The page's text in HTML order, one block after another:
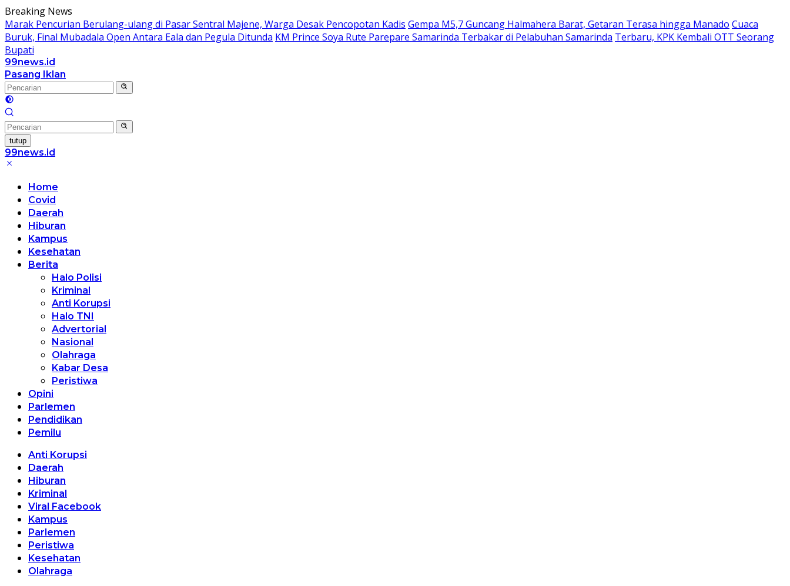
Langsung
ke
konten
Breaking News
Marak Pencurian Berulang-ulang di Pasar Sentral Majene, Warga Desak Pencopotan Kadis Gempa M5,7 Guncang Halmahera Barat, Getaran Terasa hingga Manado Cuaca
Buruk, Final Mubadala Open Antara Eala dan Pegula Ditunda KM Prince Soya Rute Parepare Samarinda Terbakar di Pelabuhan Samarinda Terbaru, KPK Kembali OTT Seorang
Bupati
99news.id
Terbaik
Terbaik
Pasang Iklan
tutup
99news.id
Terbaik
Home
Covid
Daerah
Hiburan
Kampus
Kesehatan
Berita
Halo Polisi
Kriminal
Anti Korupsi
Halo TNI
Advertorial
Nasional
Olahraga
Kabar Desa
Peristiwa
Opini
Parlemen
Pendidikan
Pemilu
Anti Korupsi
Daerah
Hiburan
Kriminal
Viral Facebook
Kampus
Parlemen
Peristiwa
Kesehatan
Olahraga